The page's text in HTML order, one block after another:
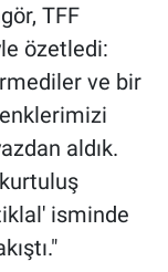
TFF
özetledi:
ve bir
aldık.
isminde